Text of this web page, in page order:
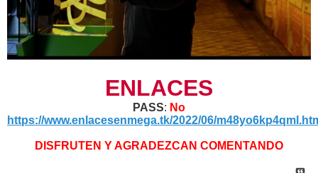
ENLACES
PASS: No
https://www.enlacesenmega.tk/2022/06/
DISFRUTEN Y AGRADEZCAN COMENTANDO